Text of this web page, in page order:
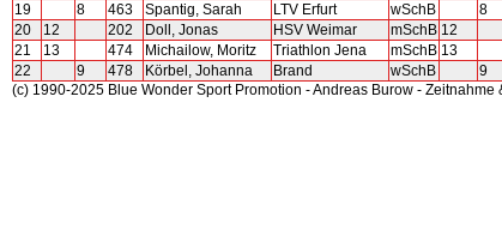
19
8 463 Spantig, Sarah LTV Erfurt wSchB 8
20
12 202 Doll, Jonas HSV Weimar mSchB 12
21
13 474 Michailow, Moritz Triathlon Jena mSchB 13
22
9 478 Körbel, Johanna Brand wSchB 9
(c) 1990-2025 Blue Wonder Sport Promotion - Andreas Burow - Zeitnahme